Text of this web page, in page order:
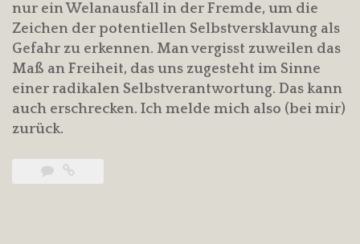
nur ein Welanausfall in der Fremde, um die
Zeichen der potentiellen Selbstversklavung als
Gefahr zu erkennen. Man vergisst zuweilen das
Maß an Freiheit, das uns zugesteht im Sinne
einer radikalen Selbstverantwortung. Das kann
auch erschrecken. Ich melde mich also (bei mir)
zurück.